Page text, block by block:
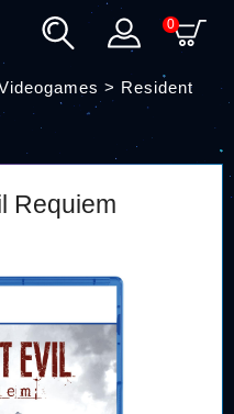
0
> Resident
Requiem